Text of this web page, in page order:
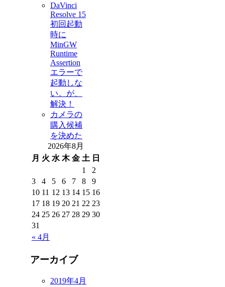
DaVinci
Resolve 15
初回起動
時に
MinGW
Runtime
Assertion
エラーで
起動しな
い。が、
解決！
カメラの
購入候補
を決めた
2026年8月
月 火 水 木 金 土 日
« 4月
1
2
3
4 5 6 7 8
9
10 11 12 13 14 15 16
17 18 19 20 21 22 23
24 25 26 27 28 29 30
31
アーカイブ
2019年4月